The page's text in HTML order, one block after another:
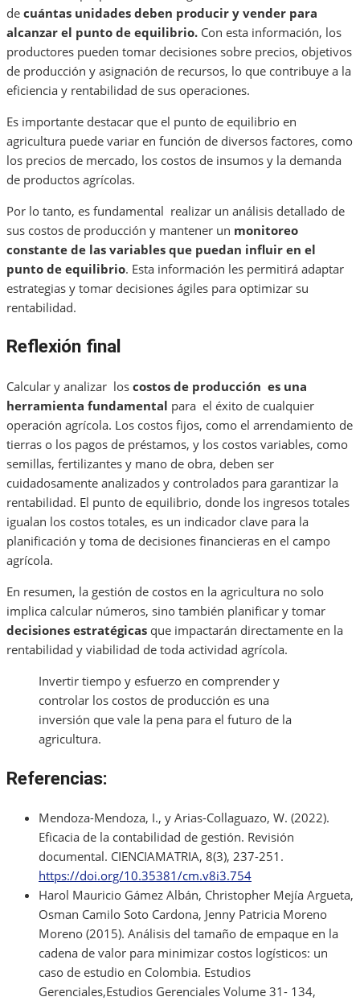
de cuántas unidades deben producir y vender para
alcanzar el punto de equilibrio. Con esta información, los
productores pueden tomar decisiones sobre precios, objetivos
de producción y asignación de recursos, lo que contribuye a la
eficiencia y rentabilidad de sus operaciones.
Es importante destacar que el punto de equilibrio en
agricultura puede variar en función de diversos factores, como
los precios de mercado, los costos de insumos y la demanda
de productos agrícolas.
Por lo tanto, es fundamental realizar un análisis detallado de
sus costos de producción y mantener un monitoreo
constante de las variables que puedan influir en el
punto de equilibrio. Esta información les permitirá adaptar
estrategias y tomar decisiones ágiles para optimizar su
rentabilidad.
Reflexión final
Calcular y analizar los costos de producción es una
herramienta fundamental para el éxito de cualquier
operación agrícola. Los costos fijos, como el arrendamiento de
tierras o los pagos de préstamos, y los costos variables, como
semillas, fertilizantes y mano de obra, deben ser
cuidadosamente analizados y controlados para garantizar la
rentabilidad. El punto de equilibrio, donde los ingresos totales
igualan los costos totales, es un indicador clave para la
planificación y toma de decisiones financieras en el campo
agrícola.
En resumen, la gestión de costos en la agricultura no solo
implica calcular números, sino también planificar y tomar
decisiones estratégicas que impactarán directamente en la
rentabilidad y viabilidad de toda actividad agrícola.
Invertir tiempo y esfuerzo en comprender y
controlar los costos de producción es una
inversión que vale la pena para el futuro de la
agricultura.
Referencias:
Mendoza-Mendoza, I., y Arias-Collaguazo, W. (2022).
Eficacia de la contabilidad de gestión. Revisión
documental. CIENCIAMATRIA, 8(3), 237-251.
https://doi.org/10.35381/cm.v8i3.754
Harol Mauricio Gámez Albán, Christopher Mejía Argueta,
Osman Camilo Soto Cardona, Jenny Patricia Moreno
Moreno (2015). Análisis del tamaño de empaque en la
cadena de valor para minimizar costos logísticos: un
caso de estudio en Colombia. Estudios
Gerenciales,Estudios Gerenciales Volume 31- 134,